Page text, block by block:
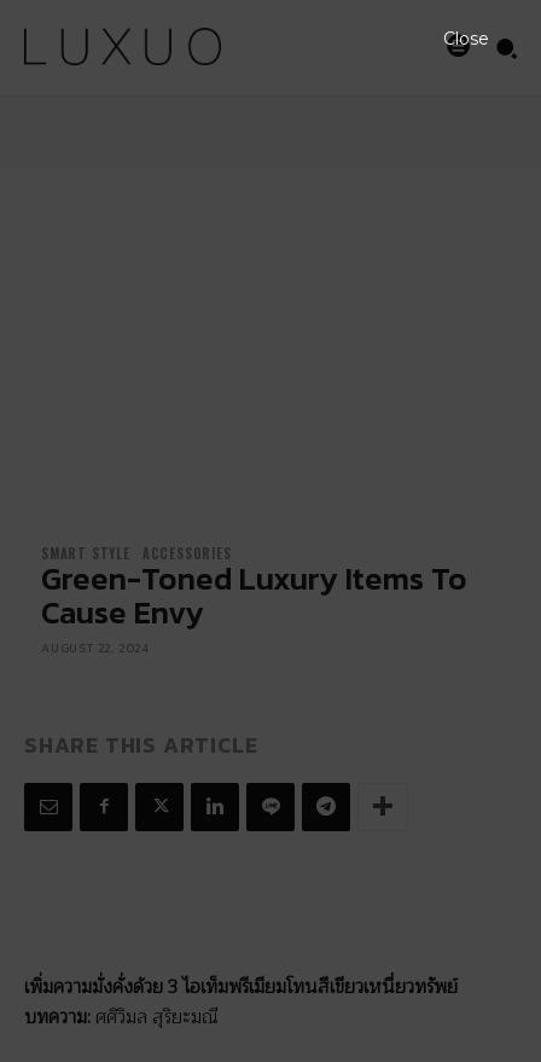
SMART STYLE ACCESSORIES
Green-Toned Luxury Items To
Cause Envy
AUGUST 22, 2024
SHARE THIS ARTICLE
เพิ่มความมั่งคั่งด้วย 3 ไอเท็มพรีเมียมโทนสีเขียวเหนี่ยวทรัพย์
บทความ: ศศิวิมล สุริยะมณี
Close